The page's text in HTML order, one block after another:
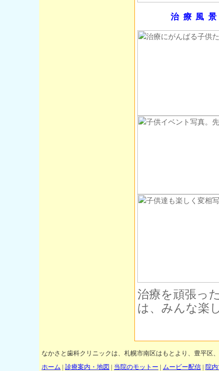
治療風
治療を頑張っ
は、みんな楽
なかさと歯科クリニックは、札幌市南区はもとより、豊平区
ホーム | 診療案内・地図 | 当院のモットー | ムービー配信 | 院